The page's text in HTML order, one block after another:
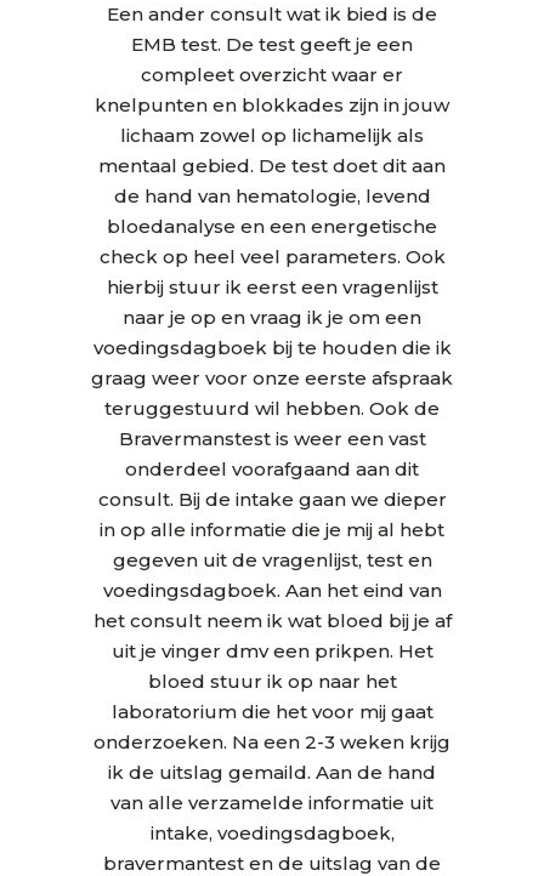
Een ander consult wat ik bied is de
EMB test. De test geeft je een
compleet overzicht waar er
knelpunten en blokkades zijn in jouw
lichaam zowel op lichamelijk als
mentaal gebied. De test doet dit aan
de hand van hematologie, levend
bloedanalyse en een energetische
check op heel veel parameters. Ook
hierbij stuur ik eerst een vragenlijst
naar je op en vraag ik je om een
voedingsdagboek bij te houden die ik
graag weer voor onze eerste afspraak
teruggestuurd wil hebben. Ook de
Bravermanstest is weer een vast
onderdeel voorafgaand aan dit
consult. Bij de intake gaan we dieper
in op alle informatie die je mij al hebt
gegeven uit de vragenlijst, test en
voedingsdagboek. Aan het eind van
het consult neem ik wat bloed bij je af
uit je vinger dmv een prikpen. Het
bloed stuur ik op naar het
laboratorium die het voor mij gaat
onderzoeken. Na een 2-3 weken krijg
ik de uitslag gemaild. Aan de hand
van alle verzamelde informatie uit
intake, voedingsdagboek,
bravermantest en de uitslag van de